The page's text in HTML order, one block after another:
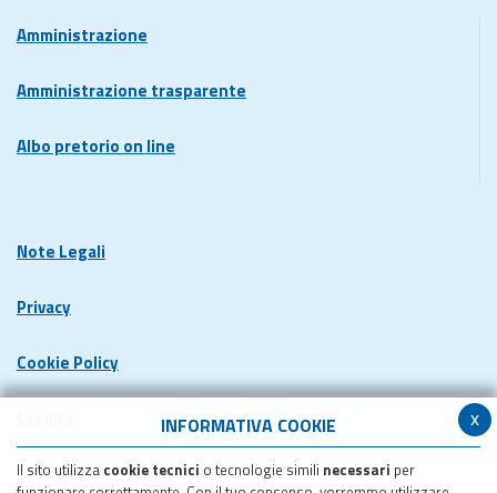
x
INFORMATIVA COOKIE
Il sito utilizza cookie tecnici o tecnologie simili necessari per
Amministrazione
Amministrazione trasparente
Albo pretorio on line
Note Legali
Privacy
Cookie Policy
Dichiarazione di accessibilita'